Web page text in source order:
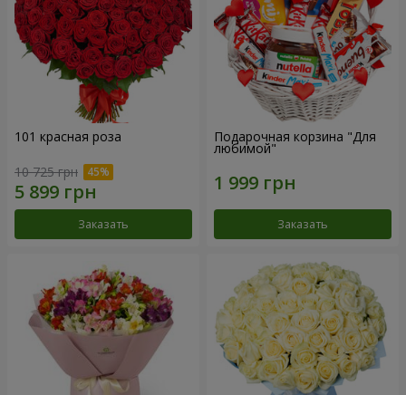
101 красная роза
10 725 грн
Заказать
Подарочная корзина "Для
любимой"
Заказать